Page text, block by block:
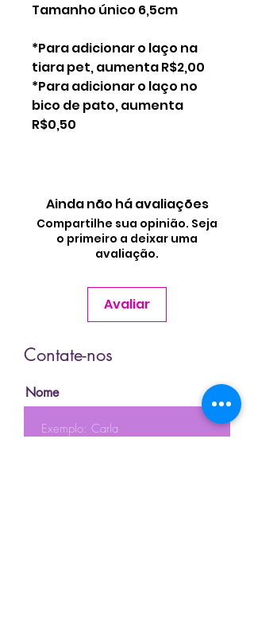
Tamanho único 6,5cm
*Para adicionar o laço na
tiara pet, aumenta R$2,00
*Para adicionar o laço no
bico de pato, aumenta
R$0,50
Ainda não há avaliações
Compartilhe sua opinião. Seja
o primeiro a deixar uma
avaliação.
Avaliar
Contate-nos
Nome